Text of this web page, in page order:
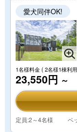
愛犬同伴OK!
1名様料金( 2名様1棟利
23,550円 ～
定員:2～4名様 ベ